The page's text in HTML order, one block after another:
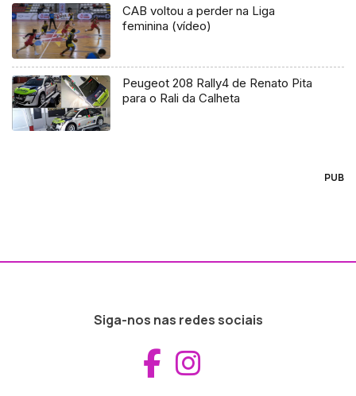
CAB voltou a perder na Liga
feminina (vídeo)
Peugeot 208 Rally4 de Renato Pita
para o Rali da Calheta
PUB
Siga-nos nas redes sociais
Aceder ao